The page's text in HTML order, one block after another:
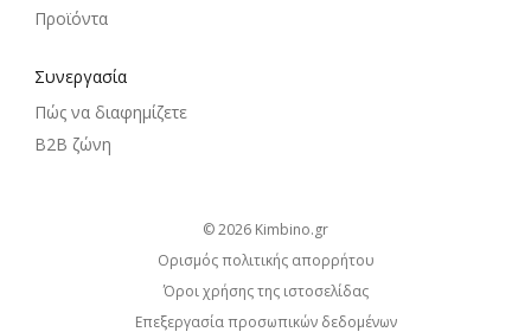
Προϊόντα
Συνεργασία
Πώς να διαφημίζετε
B2B ζώνη
© 2026
kimbino.gr
Ορισμός πολιτικής απορρήτου
Όροι χρήσης της ιστοσελίδας
Επεξεργασία προσωπικών δεδομένων